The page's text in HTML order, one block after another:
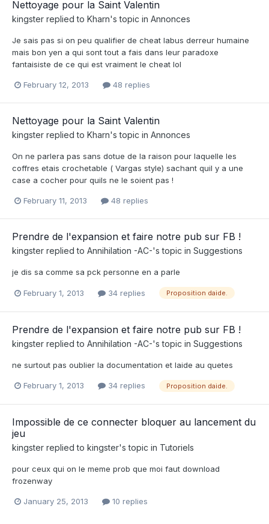
Nettoyage pour la Saint Valentin
kingster replied to Kharn's topic in Annonces
Je sais pas si on peu qualifier de cheat labus derreur humaine
mais bon yen a qui sont tout a fais dans leur paradoxe
fantaisiste de ce qui est vraiment le cheat lol
February 12, 2013 48 replies
Nettoyage pour la Saint Valentin
kingster replied to Kharn's topic in Annonces
On ne parlera pas sans dotue de la raison pour laquelle les
coffres etais crochetable ( Vargas style) sachant quil y a une
case a cocher pour quils ne le soient pas !
February 11, 2013 48 replies
Prendre de l'expansion et faire notre pub sur FB !
kingster replied to Annihilation -AC-'s topic in Suggestions
je dis sa comme sa pck personne en a parle
February 1, 2013 34 replies Proposition daide.
Prendre de l'expansion et faire notre pub sur FB !
kingster replied to Annihilation -AC-'s topic in Suggestions
ne surtout pas oublier la documentation et laide au quetes
February 1, 2013 34 replies Proposition daide.
Impossible de ce connecter bloquer au lancement du
jeu
kingster replied to kingster's topic in Tutoriels
pour ceux qui on le meme prob que moi faut download
frozenway
January 25, 2013 10 replies